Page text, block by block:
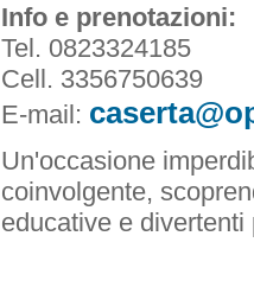
Info e prenotazioni:
Tel. 0823324185
Cell. 3356750639
E-mail:
Un'occasione
coinvolgente,
educative e